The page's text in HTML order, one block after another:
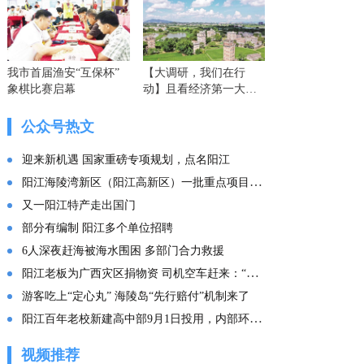
我市首届渔安“互保杯”
象棋比赛启幕
【大调研，我们在行
动】且看经济第一大省
公众号热文
迎来新机遇 国家重磅专项规划，点名阳江
阳江海陵湾新区（阳江高新区）一批重点项目集中投产
又一阳江特产走出国门
部分有编制 阳江多个单位招聘
6人深夜赶海被海水围困 多部门合力救援
阳江老板为广西灾区捐物资 司机空车赶来：“免费拉！”
游客吃上“定心丸” 海陵岛“先行赔付”机制来了
阳江百年老校新建高中部9月1日投用，内部环境曝光
视频推荐